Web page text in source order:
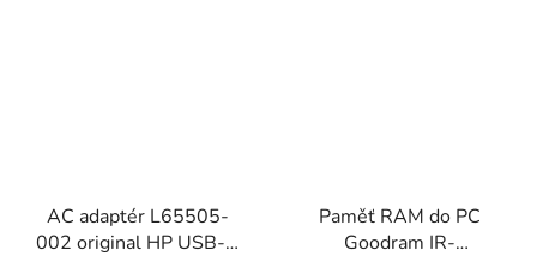
AC adaptér L65505-
002 original HP USB-C
Paměť RAM do PC
Goodram IR-